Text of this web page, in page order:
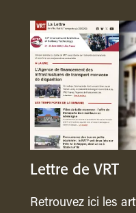
Lettre de VRT
Retrouvez ici les